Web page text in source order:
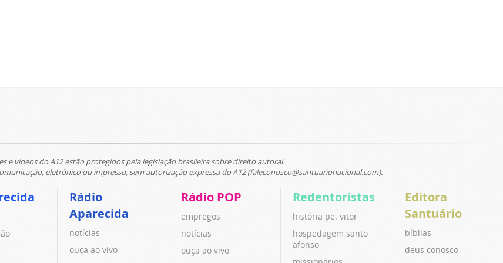
e vídeos do A12 estão protegidos pela legislação brasileira sobre direito autoral.
eletrônico ou impresso, sem autorização expressa do A12 (faleconosco@santuarionacional.com).
Rádio
Aparecida
notícias
ouça ao vivo
Rádio POP
empregos
notícias
ouça ao vivo
Redentoristas
história pe. vitor
hospedagem santo
afonso
Editora
Santuário
bíblias
deus conosco